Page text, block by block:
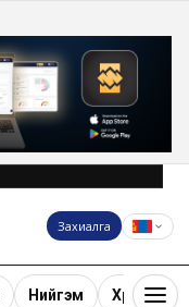
Захиалга
Нийгэм Хөрөнгө